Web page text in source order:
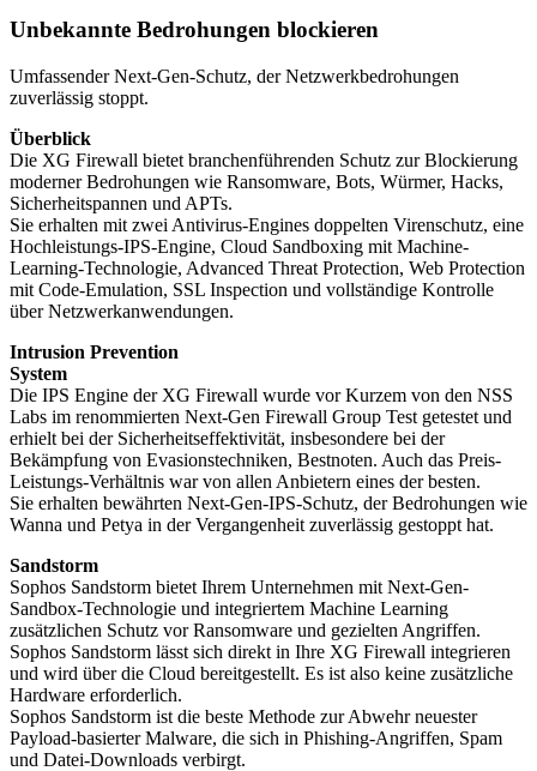
Unbekannte Bedrohungen blockieren
Umfassender Next-Gen-Schutz, der Netzwerkbedrohungen
zuverlässig stoppt.
Überblick
Die XG Firewall bietet branchenführenden Schutz zur Blockierung
moderner Bedrohungen wie Ransomware, Bots, Würmer, Hacks,
Sicherheitspannen und APTs.
Sie erhalten mit zwei Antivirus-Engines doppelten Virenschutz, eine
Hochleistungs-IPS-Engine, Cloud Sandboxing mit Machine-
Learning-Technologie, Advanced Threat Protection, Web Protection
mit Code-Emulation, SSL Inspection und vollständige Kontrolle
über Netzwerkanwendungen.
Intrusion Prevention
System
Die IPS Engine der XG Firewall wurde vor Kurzem von den NSS
Labs im renommierten Next-Gen Firewall Group Test getestet und
erhielt bei der Sicherheitseffektivität, insbesondere bei der
Bekämpfung von Evasionstechniken, Bestnoten. Auch das Preis-
Leistungs-Verhältnis war von allen Anbietern eines der besten.
Sie erhalten bewährten Next-Gen-IPS-Schutz, der Bedrohungen wie
Wanna und Petya in der Vergangenheit zuverlässig gestoppt hat.
Sandstorm
Sophos Sandstorm bietet Ihrem Unternehmen mit Next-Gen-
Sandbox-Technologie und integriertem Machine Learning
zusätzlichen Schutz vor Ransomware und gezielten Angriffen.
Sophos Sandstorm lässt sich direkt in Ihre XG Firewall integrieren
und wird über die Cloud bereitgestellt. Es ist also keine zusätzliche
Hardware erforderlich.
Sophos Sandstorm ist die beste Methode zur Abwehr neuester
Payload-basierter Malware, die sich in Phishing-Angriffen, Spam
und Datei-Downloads verbirgt.